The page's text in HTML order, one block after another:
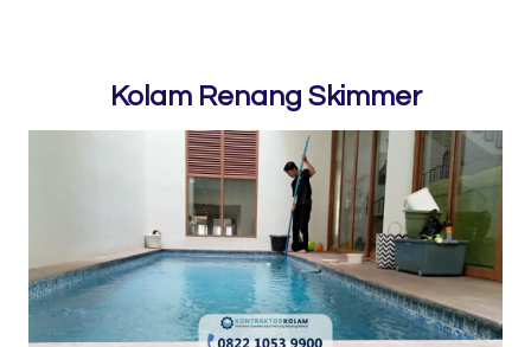
Kolam Renang Skimmer